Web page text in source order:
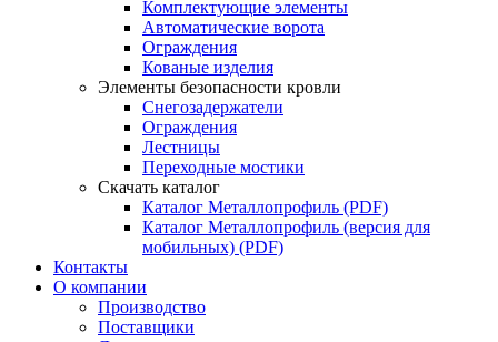
Комплектующие элементы
Автоматические ворота
Ограждения
Кованые изделия
Элементы безопасности кровли
Снегозадержатели
Ограждения
Лестницы
Переходные мостики
Скачать каталог
Каталог Металлопрофиль (PDF)
Каталог Металлопрофиль (версия для
мобильных) (PDF)
Контакты
О компании
Производство
Поставщики